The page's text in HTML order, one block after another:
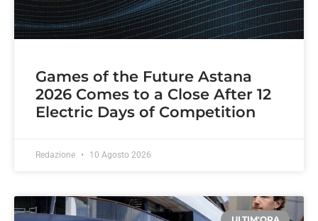
Games of the Future Astana
2026 Comes to a Close After 12
Electric Days of Competition
Redazione 10 Agosto 2026